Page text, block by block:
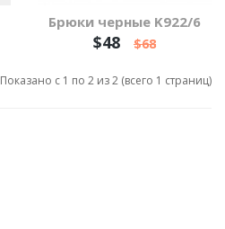
Брюки черные K922/6
$48 $68
Показано с 1 по 2 из 2 (всего 1 страниц)